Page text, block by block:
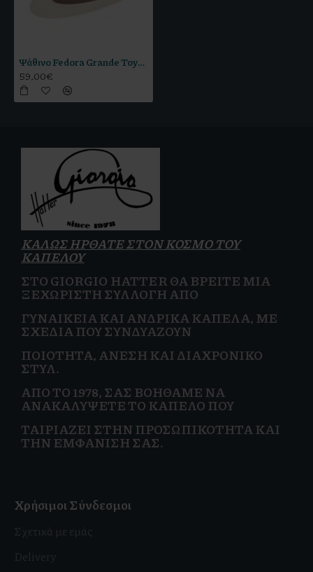
Ψάθινο Fedora Grande Toyo Εκρού Beige R
59,00€
ΚΑΛΩΣ ΗΡΘΑΤΕ ΣΤΟΝ ΚΟΣΜΟ ΤΟΥ
ΚΑΠΕΛΟΥ
ΣΤΟ GIORGIO HATTER ΘΑ ΒΡΕΊΤΕ ΜΙΑ
ΞΕΧΩΡΙΣΤΉ ΣΥΛΛΟΓΉ ΑΠΌ
ΓΥΝΑΙΚΕΊΑΚΑΙΑΝΔΡΙΚΆ ΚΑΠΈΛΑ, ΜΕ
ΣΧΈΔΙΑ ΠΟΥ ΣΥΝΔΥΆΖΟΥΝ
ΠΟΙΌΤΗΤΑ, ΆΝΕΣΗ ΚΑΙΔΙΑΧΡΟΝΙΚΌ
ΣΤΥΛ.
ΑΠΌ ΤΟ 1978, ΣΑΣ ΒΟΗΘΆΜΕ ΝΑ
ΑΝΑΚΑΛΎΨΕΤΕ ΤΟ ΚΑΠΈΛΟ ΠΟΥ
ΤΑΙΡΙΆΖΕΙ ΣΤΗΝΠΡΟΣΩΠΙΚΌΤΗΤΑ ΚΑΙ
ΤΗΝ ΕΜΦΆΝΙΣΗ ΣΑΣ.
Χρήσιμοι Σύνδεσμοι
Σχετικά με εμάς
Delivery